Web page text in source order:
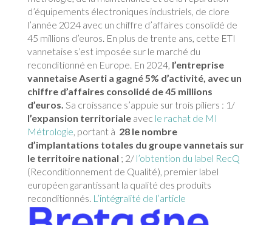
d’équipements électroniques industriels, de clore
l’année 2024 avec un chiffre d’affaires consolidé de
45 millions d’euros. En plus de trente ans, cette ETI
vannetaise s’est imposée sur le marché du
reconditionné en Europe. En 2024, l’entreprise
vannetaise Aserti a gagné 5% d’activité, avec un
chiffre d’affaires consolidé de 45 millions
d’euros. Sa croissance s’appuie sur trois piliers : 1/
l’expansion territoriale avec le rachat de MI
Métrologie, portant à 28 le nombre
d’implantations totales du groupe vannetais sur
le territoire national ; 2/ l’obtention du label RecQ
(Reconditionnement de Qualité), premier label
européen garantissant la qualité des produits
reconditionnés. L’intégralité de l’article